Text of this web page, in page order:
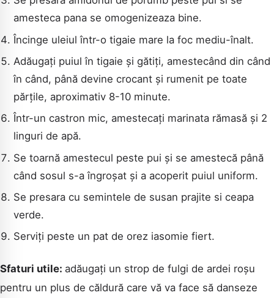
amesteca pana se omogenizeaza bine.
Încinge uleiul într-o tigaie mare la foc mediu-înalt.
Adăugați puiul în tigaie și gătiți, amestecând din când
în când, până devine crocant și rumenit pe toate
părțile, aproximativ 8-10 minute.
Într-un castron mic, amestecați marinata rămasă și 2
linguri de apă.
Se toarnă amestecul peste pui și se amestecă până
când sosul s-a îngroșat și a acoperit puiul uniform.
Se presara cu semintele de susan prajite si ceapa
verde.
Serviți peste un pat de orez iasomie fiert.
Sfaturi utile: adăugați un strop de fulgi de ardei roșu
pentru un plus de căldură care vă va face să danseze